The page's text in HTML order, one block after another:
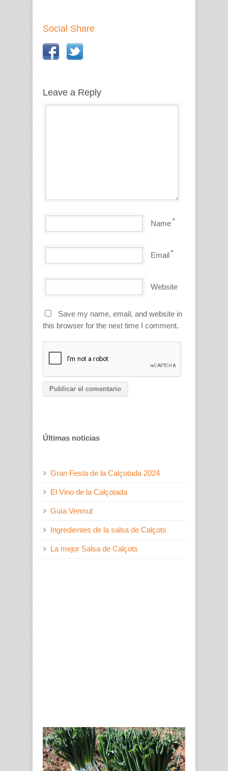
Social Share
Leave a Reply
Name*
Email*
Website
Save my name, email, and website in
this browser for the next time I comment.
Últimas noticias
Gran Festa de la Calçotada 2024
El Vino de la Calçotada
Guía Vermut
Ingredientes de la salsa de Calçots
La mejor Salsa de Calçots